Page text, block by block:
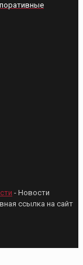
- Новости
ссылка на сайт